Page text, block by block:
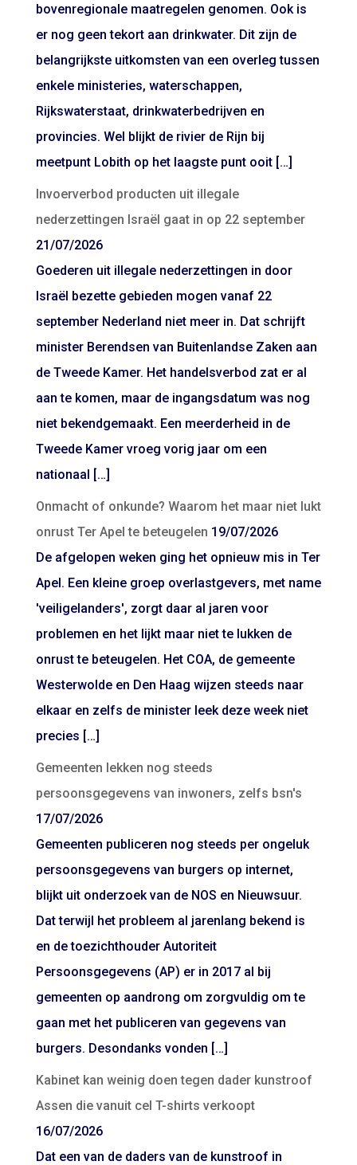
bovenregionale maatregelen genomen. Ook is
er nog geen tekort aan drinkwater. Dit zijn de
belangrijkste uitkomsten van een overleg tussen
enkele ministeries, waterschappen,
Rijkswaterstaat, drinkwaterbedrijven en
provincies. Wel blijkt de rivier de Rijn bij
meetpunt Lobith op het laagste punt ooit […]
Invoerverbod producten uit illegale
nederzettingen Israël gaat in op 22 september
21/07/2026
Goederen uit illegale nederzettingen in door
Israël bezette gebieden mogen vanaf 22
september Nederland niet meer in. Dat schrijft
minister Berendsen van Buitenlandse Zaken aan
de Tweede Kamer. Het handelsverbod zat er al
aan te komen, maar de ingangsdatum was nog
niet bekendgemaakt. Een meerderheid in de
Tweede Kamer vroeg vorig jaar om een
nationaal […]
Onmacht of onkunde? Waarom het maar niet lukt
onrust Ter Apel te beteugelen 19/07/2026
De afgelopen weken ging het opnieuw mis in Ter
Apel. Een kleine groep overlastgevers, met name
'veiligelanders', zorgt daar al jaren voor
problemen en het lijkt maar niet te lukken de
onrust te beteugelen. Het COA, de gemeente
Westerwolde en Den Haag wijzen steeds naar
elkaar en zelfs de minister leek deze week niet
precies […]
Gemeenten lekken nog steeds
persoonsgegevens van inwoners, zelfs bsn's
17/07/2026
Gemeenten publiceren nog steeds per ongeluk
persoonsgegevens van burgers op internet,
blijkt uit onderzoek van de NOS en Nieuwsuur.
Dat terwijl het probleem al jarenlang bekend is
en de toezichthouder Autoriteit
Persoonsgegevens (AP) er in 2017 al bij
gemeenten op aandrong om zorgvuldig om te
gaan met het publiceren van gegevens van
burgers. Desondanks vonden […]
Kabinet kan weinig doen tegen dader kunstroof
Assen die vanuit cel T-shirts verkoopt
16/07/2026
Dat een van de daders van de kunstroof in